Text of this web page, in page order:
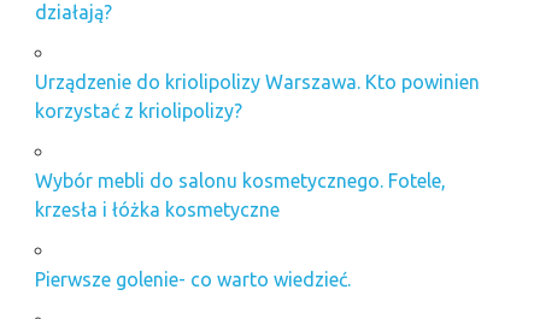
działają?
Urządzenie do kriolipolizy Warszawa. Kto powinien
korzystać z kriolipolizy?
Wybór mebli do salonu kosmetycznego. Fotele,
krzesła i łóżka kosmetyczne
Pierwsze golenie- co warto wiedzieć.